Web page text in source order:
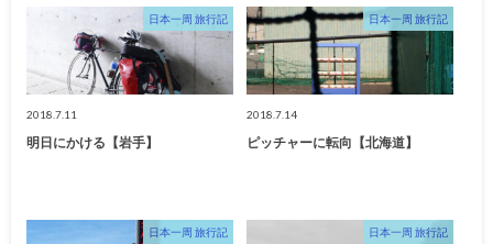
日本一周 旅行記
2018.7.11
明日にかける【岩手】
日本一周 旅行記
2018.7.14
ピッチャーに転向【北海道】
日本一周 旅行記 日本一周 旅行記